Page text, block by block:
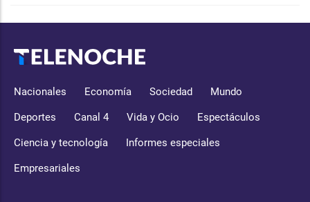
Nacionales Economía Sociedad Mundo
Deportes Canal 4 Vida y Ocio Espectáculos
Ciencia y tecnología Informes especiales
Empresariales